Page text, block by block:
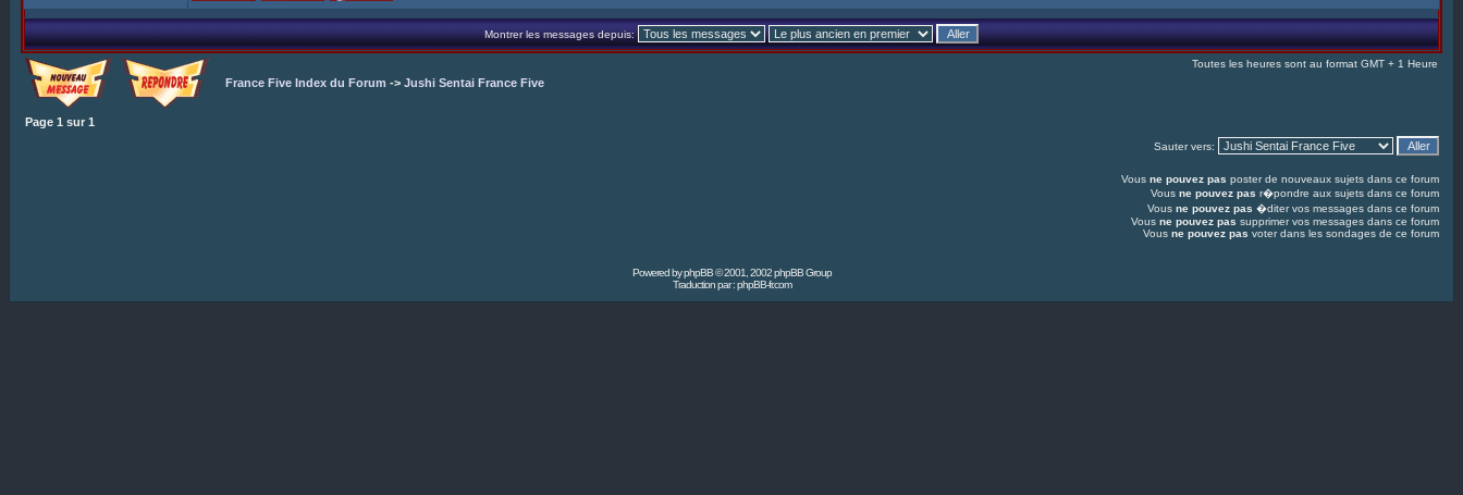
Montrer les messages depuis:
France Five Index du Forum -> Jushi Sentai France Five
Toutes les heures sont au format GMT + 1 Heure
Page 1 sur 1
Sauter vers:
Vous ne pouvez pas poster de nouveaux sujets dans ce forum
Vous ne pouvez pas r�pondre aux sujets dans ce forum
Vous ne pouvez pas �diter vos messages dans ce forum
Vous ne pouvez pas supprimer vos messages dans ce forum
Vous ne pouvez pas voter dans les sondages de ce forum
Powered byphpBB© 2001, 2002 phpBB Group
Traduction par :phpBB-fr.com